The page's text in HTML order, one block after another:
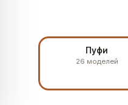
Пуфи
26 моделей